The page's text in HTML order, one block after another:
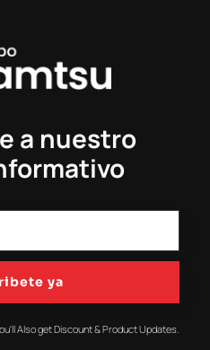
a nuestro
ya
Also get Discount & Product Updates.